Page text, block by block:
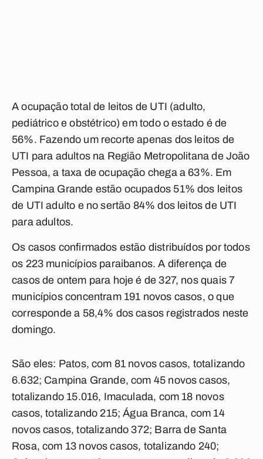
A ocupação total de leitos de UTI (adulto,
pediátrico e obstétrico) em todo o estado é de
56%. Fazendo um recorte apenas dos leitos de
UTI para adultos na Região Metropolitana de João
Pessoa, a taxa de ocupação chega a 63%. Em
Campina Grande estão ocupados 51% dos leitos
de UTI adulto e no sertão 84% dos leitos de UTI
para adultos.
Os casos confirmados estão distribuídos por todos
os 223 municípios paraibanos. A diferença de
casos de ontem para hoje é de 327, nos quais 7
municípios concentram 191 novos casos, o que
corresponde a 58,4% dos casos registrados neste
domingo.
São eles: Patos, com 81 novos casos, totalizando
6.632; Campina Grande, com 45 novos casos,
totalizando 15.016, Imaculada, com 18 novos
casos, totalizando 215; Água Branca, com 14
novos casos, totalizando 372; Barra de Santa
Rosa, com 13 novos casos, totalizando 240;